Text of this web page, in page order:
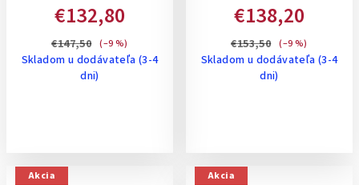
€132,80
€147,50 (–9 %)
Skladom u dodávateľa (3-4
dni)
PRUHMI -TMAVOHNEDÁ
€138,20
€153,50 (–9 %)
Skladom u dodávateľa (3-4
dni)
Akcia Akcia